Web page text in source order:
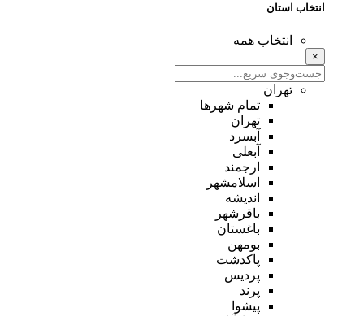
انتخاب استان
انتخاب همه
×
تهران
تمام شهر‌ها
تهران
آبسرد
آبعلی
ارجمند
اسلامشهر
اندیشه
باقرشهر
باغستان
بومهن
پاکدشت
پردیس
پرند
پیشوا